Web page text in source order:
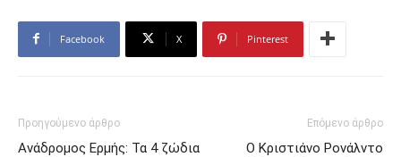
Facebook X Pinterest
Προηγούμενο άρθρο
Ανάδρομος Ερμής: Τα 4 ζώδια
Επόμενο άρθρο
Ο Κριστιάνο Ρονάλντο